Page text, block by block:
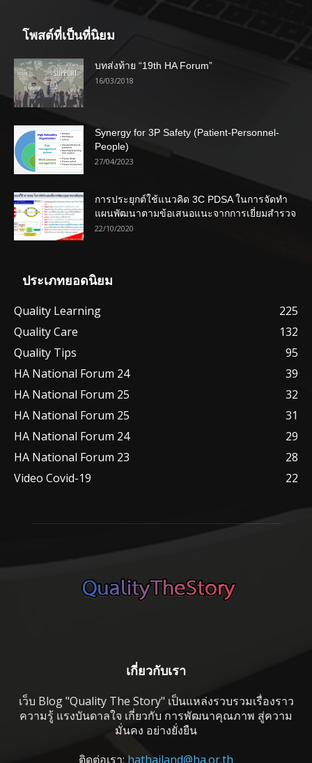
โพสต์ที่เป็นที่นิยม
บทส่งท้าย “19th HA Forum”
16/03/2018
Synergy for 3P Safety (Patient-Personnel-
People)
27/04/2023
การประยุกต์ใช้แนวคิด 3C PDSA ในการจัดทำ
แผนพัฒนาตามข้อเสนอแนะจากการเยี่ยมสำรวจ
22/10/2020
ประเภทยอดนิยม
Quality Learning
225
Quality Care
132
Quality Tips
95
HA National Forum 24
39
HA National Forum 25
32
HA National Forum 25
31
HA National Forum 24
29
HA National Forum 23
28
Video Covid-19
22
เกี่ยวกับเรา
เว็บ Blog "Quality The Story" เป็นแหล่งรวบรวมเรื่องราว
ความรู้ แรงบันดาลใจ เกี่ยวกับ การพัฒนาคุณภาพ สู่ความ
มั่นคง อย่างยั่งยืน
ติดต่อเรา: hathailand@ha.or.th